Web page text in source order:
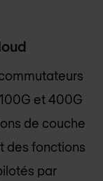
et 400G
de couche
des fonctions
par